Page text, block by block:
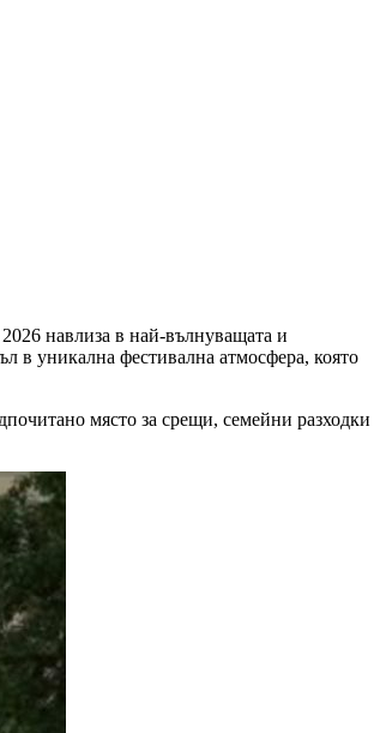
навлиза в най-вълнуващата и
в уникална фестивална атмосфера, която
място за срещи, семейни разходки